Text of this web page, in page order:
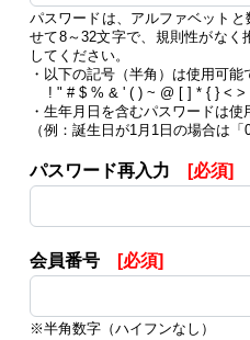
パスワードは、アルファベット
せて8～32文字で、規則性がなく
してください。
・以下の記号（半角）は使用可能
! " # $ % & ' ( ) ~ @ [ ] * { } < >
・生年月日を含むパスワードは使
（例：誕生日が1月1日の場合は「
パスワード再入力 [必須]
会員番号 [必須]
※半角数字（ハイフンなし）